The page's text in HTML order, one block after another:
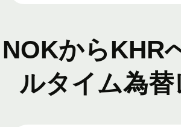
NOKからKHR
ルタイム為替